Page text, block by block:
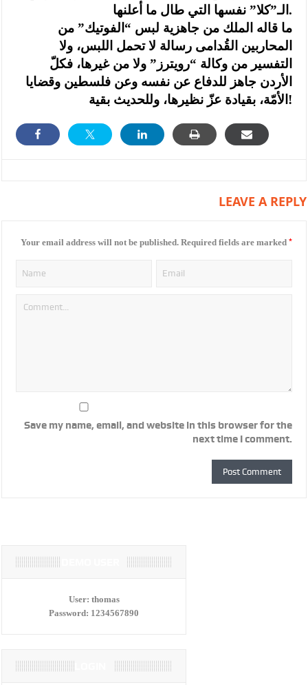
الـ”كلا” نفسها التي طال ما أعلنها.
ما قاله الملك من جاهزية لبس “الفوتيك” من
المحاربين القُدامى رسالة لا تحمل اللبس، ولا
التفسير من وكالة “رويترز” ولا من غيرها، فكلّ
الأردن جاهز للدفاع عن نفسه وعن فلسطين وقضايا
الأمّة، بقيادة عزّ نظيرها، وللحديث بقية!
LEAVE A REPLY
Your email address will not be published. Required fields are marked *
Save my name, email, and website in this browser for the
next time I comment.
User: thomas
Password: 1234567890